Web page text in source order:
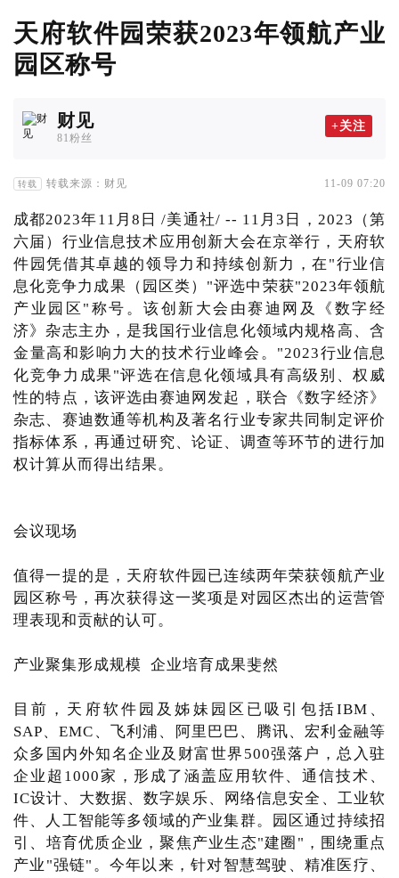
天府软件园荣获2023年领航产业
园区称号
财见
81粉丝
+关注
转载 转载来源：财见 11-09 07:20
成都2023年11月8日 /美通社/ -- 11月3日，2023（第
六届）行业信息技术应用创新大会在京举行，天府软
件园凭借其卓越的领导力和持续创新力，在"行业信
息化竞争力成果（园区类）"评选中荣获"2023年领航
产业园区"称号。该创新大会由赛迪网及《数字经
济》杂志主办，是我国行业信息化领域内规格高、含
金量高和影响力大的技术行业峰会。"2023行业信息
化竞争力成果"评选在信息化领域具有高级别、权威
性的特点，该评选由赛迪网发起，联合《数字经济》
杂志、赛迪数通等机构及著名行业专家共同制定评价
指标体系，再通过研究、论证、调查等环节的进行加
权计算从而得出结果。
会议现场
值得一提的是，天府软件园已连续两年荣获领航产业
园区称号，再次获得这一奖项是对园区杰出的运营管
理表现和贡献的认可。
产业聚集形成规模 企业培育成果斐然
目前，天府软件园及姊妹园区已吸引包括IBM、
SAP、EMC、飞利浦、阿里巴巴、腾讯、宏利金融等
众多国内外知名企业及财富世界500强落户，总入驻
企业超1000家，形成了涵盖应用软件、通信技术、
IC设计、大数据、数字娱乐、网络信息安全、工业软
件、人工智能等多领域的产业集群。园区通过持续招
引、培育优质企业，聚焦产业生态"建圈"，围绕重点
产业"强链"。今年以来，针对智慧驾驶、精准医疗、